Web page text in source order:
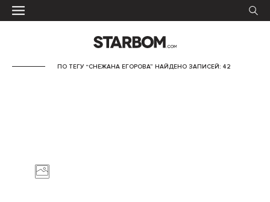
ПО ТЕГУ “СНЕЖАНА ЕГОРОВА” НАЙДЕНО ЗАПИСЕЙ: 42